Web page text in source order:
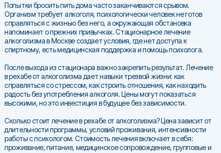
Попытки бросить пить дома часто заканчиваются срывом.
Организм требует алкоголя, психологически человек не готов
справляться с жизнью без него, а окружающая обстановка
напоминает о прежних привычках. Стационарное лечение
алкоголизма в Москве создает условия, где нет доступа к
спиртному, есть медицинская поддержка и помощь психолога.
После выхода из стационара важно закрепить результат. Лечение
в рехабе от алкоголизма дает навыки трезвой жизни: как
справляться со стрессом, как строить отношения, как находить
радость без употребления алкоголя. Цены могут показаться
высокими, но это инвестиция в будущее без зависимости.
Сколько стоит лечение в рехабе от алкоголизма? Цена зависит от
длительности программы, условий проживания, интенсивности
работы с психологом. Стоимость лечения включает в себя:
проживание, питание, медицинское сопровождение, групповые и